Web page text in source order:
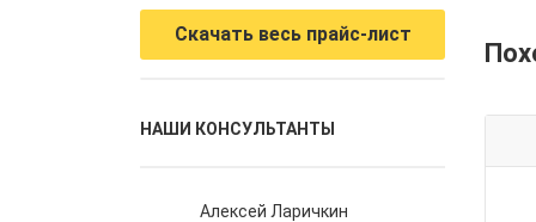
Скачать весь прайс-лист
НАШИ КОНСУЛЬТАНТЫ
Алексей Ларичкин